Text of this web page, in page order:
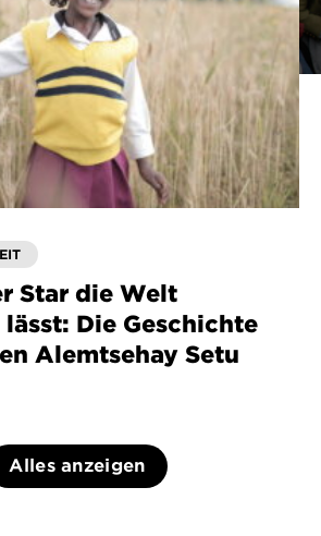
Star die Welt
Die Geschichte
Alemtsehay Setu
Alles anzeigen